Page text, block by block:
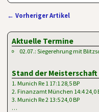
← Vorheriger Artikel
Aktuelle Termine
02.07.: Siegerehrung mit
Stand der Meisterschaft
1. Munich Re 1 17:1 28,5 BP
2. Finanzamt München 14:4 24,0
3. Munich Re 2 13:5 24,0 BP
…